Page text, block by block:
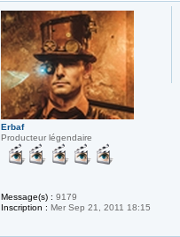
Erbaf
Producteur légendaire
Message(s) : 9179
Inscription : Mer Sep 21, 2011 18:15